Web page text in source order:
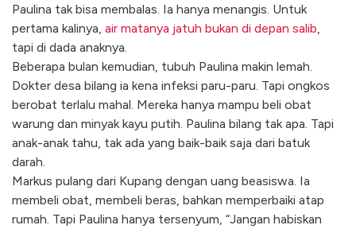
Paulina tak bisa membalas. Ia hanya menangis. Untuk
pertama kalinya, air matanya jatuh bukan di depan salib,
tapi di dada anaknya.
Beberapa bulan kemudian, tubuh Paulina makin lemah.
Dokter desa bilang ia kena infeksi paru-paru. Tapi ongkos
berobat terlalu mahal. Mereka hanya mampu beli obat
warung dan minyak kayu putih. Paulina bilang tak apa. Tapi
anak-anak tahu, tak ada yang baik-baik saja dari batuk
darah.
Markus pulang dari Kupang dengan uang beasiswa. Ia
membeli obat, membeli beras, bahkan memperbaiki atap
rumah. Tapi Paulina hanya tersenyum, “Jangan habiskan